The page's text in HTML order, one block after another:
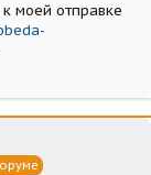
моей отправке